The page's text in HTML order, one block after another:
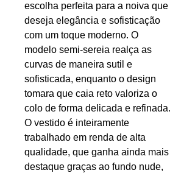
escolha perfeita para a noiva que
deseja elegância e sofisticação
com um toque moderno. O
modelo semi-sereia realça as
curvas de maneira sutil e
sofisticada, enquanto o design
tomara que caia reto valoriza o
colo de forma delicada e refinada.
O vestido é inteiramente
trabalhado em renda de alta
qualidade, que ganha ainda mais
destaque graças ao fundo nude,